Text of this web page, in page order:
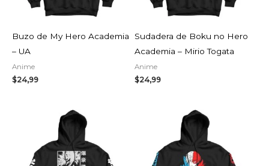
Buzo de My Hero Academia
– UA
Anime
$24,99
Sudadera de Boku no Hero
Academia – Mirio Togata
Anime
$24,99